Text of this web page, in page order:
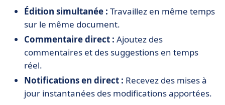
Édition simultanée : Travaillez en même temps
sur le même document.
Commentaire direct : Ajoutez des
commentaires et des suggestions en temps
réel.
Notifications en direct : Recevez des mises à
jour instantanées des modifications apportées.